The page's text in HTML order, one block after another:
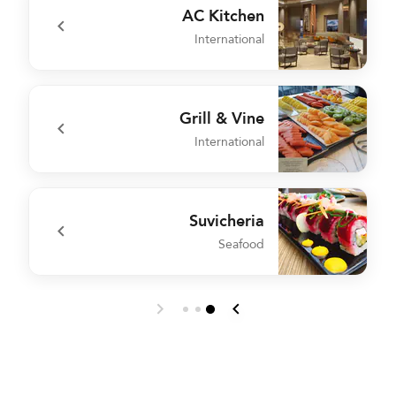
AC Kitchen
International
undefined AC Kitchen
Grill & Vine
International
undefined Grill & Vine
Suvicheria
Seafood
undefined Suvicheria